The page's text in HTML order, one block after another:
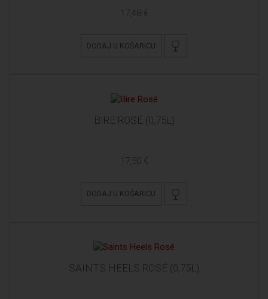
17,48 €
DODAJ U KOŠARICU
BIRE ROSÉ (0,75L)
17,50 €
DODAJ U KOŠARICU
SAINTS HEELS ROSÉ (0,75L)